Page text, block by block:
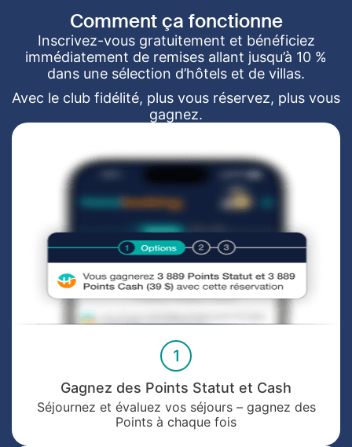
Comment ça fonctionne
Inscrivez-vous gratuitement et bénéficiez
immédiatement de remises allant jusqu’à 10 %
dans une sélection d’hôtels et de villas.
Avec le club fidélité, plus vous réservez, plus vous
gagnez.
1
Gagnez des Points Statut et Cash
Séjournez et évaluez vos séjours – gagnez des
Points à chaque fois